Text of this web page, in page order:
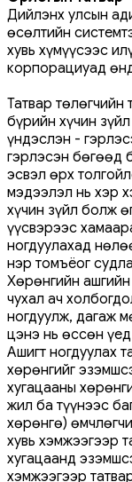
Дийлэнх улсын
өсөлтийн
хувь хүмүүсээс
корпорациуад
Татвар төлөгчийн
бүрийн хүчин
үндэслэн -
гэрлэсэн бөгөөд
эсвэл өрх
мэдээлэл нь хэр
хүчин зүйл болж
үүсвэрээс
ногдуулахад
нэр томъёог
Хөрөнгийн
чухал ач
ногдуулж, дагаж
цэнэ нь өссөн
Ашигт ногдуулах
хөрөнгийг
хугацааны
жил ба түүнээс
хөрөнгө)
хувь хэмжээгээр
хугацаанд
хэмжээгээр